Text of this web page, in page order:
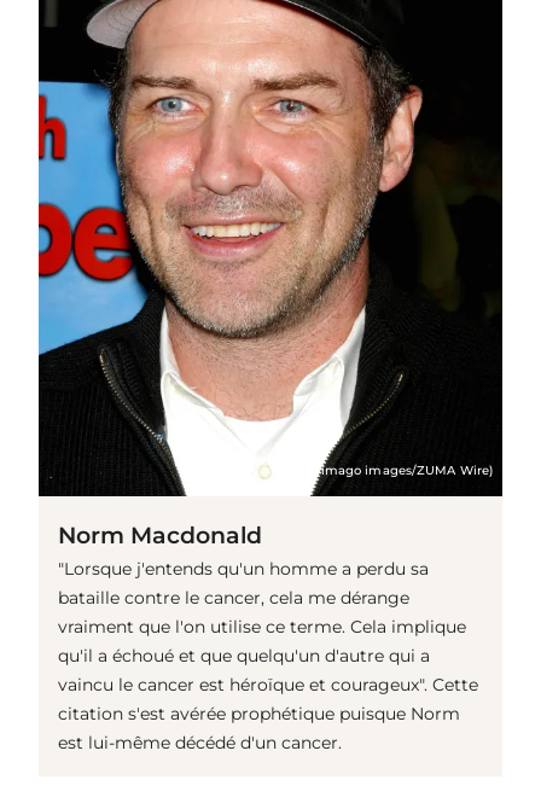
(© imago images/ZUMA Wire)
Norm Macdonald
"Lorsque j'entends qu'un homme a perdu sa
bataille contre le cancer, cela me dérange
vraiment que l'on utilise ce terme. Cela implique
qu'il a échoué et que quelqu'un d'autre qui a
vaincu le cancer est héroïque et courageux". Cette
citation s'est avérée prophétique puisque Norm
est lui-même décédé d'un cancer.